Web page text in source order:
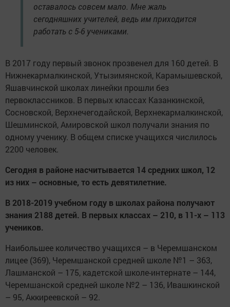
оставалось совсем мало. Мне жаль
сегодняшних учителей, ведь им приходится
работать с 5-6 учениками.
В 2017 году первый звонок прозвенел для 160 детей. В
Нижнекармалкинской, Утызимянской, Карамышевской,
Яшавчинской школах линейки прошли без
первоклассников. В первых классах Казанкинской,
Сосновской, Верхнечегодайской, Верхнекармалкинской,
Шешминской, Амировской школ получали знания по
одному ученику. В общем списке учащихся числилось
2200 человек.
Сегодня в районе насчитывается 14 средних школ, 12
из них – основные, то есть девятилетние.
В 2018-2019 учебном году в школах района получают
знания 2188 детей. В первых классах – 210, в 11-х – 113
учеников.
Наибольшее количество учащихся – в Черемшанском
лицее (369), Черемшанской средней школе №1 – 363,
Лашманской – 175, кадетской школе-интернате – 144,
Черемшанской средней школе №2 – 136, Ивашкинской
– 95, Аккиреевской – 92.